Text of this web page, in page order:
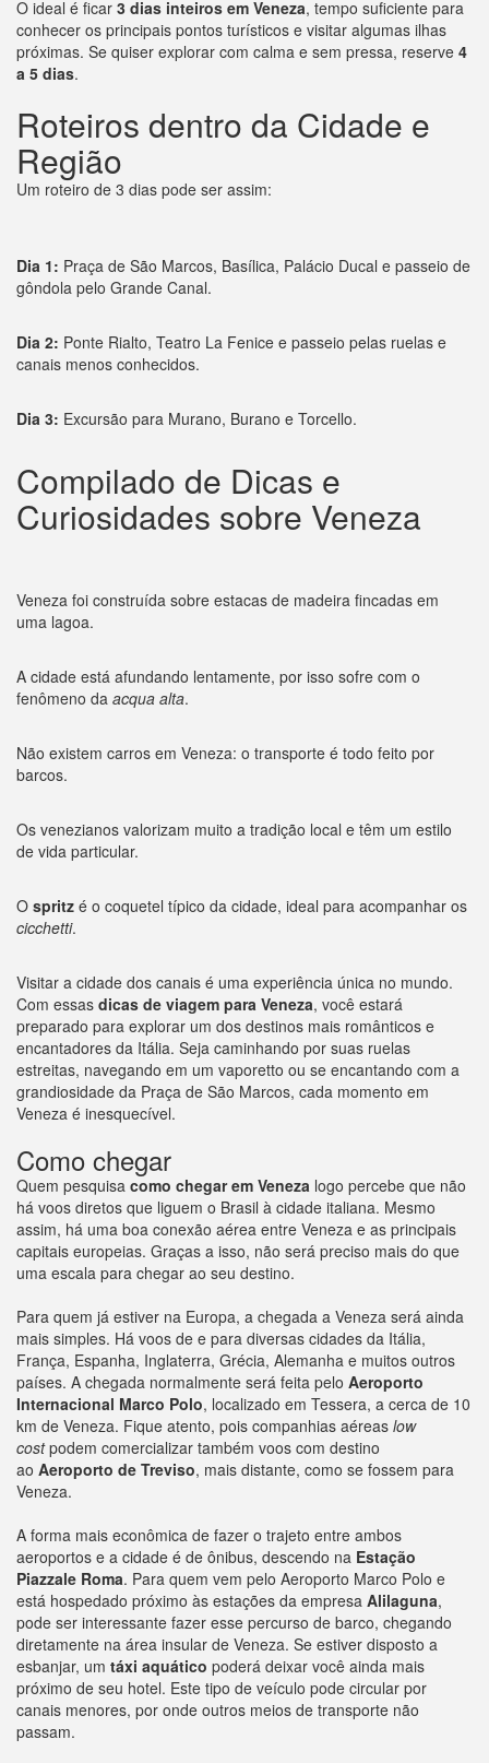
O ideal é ficar 3 dias inteiros em Veneza, tempo suficiente para
conhecer os principais pontos turísticos e visitar algumas ilhas
próximas. Se quiser explorar com calma e sem pressa, reserve 4
a 5 dias.
Roteiros dentro da Cidade e
Região
Um roteiro de 3 dias pode ser assim:
Dia 1: Praça de São Marcos, Basílica, Palácio Ducal e passeio de
gôndola pelo Grande Canal.
Dia 2: Ponte Rialto, Teatro La Fenice e passeio pelas ruelas e
canais menos conhecidos.
Dia 3: Excursão para Murano, Burano e Torcello.
Compilado de Dicas e
Curiosidades sobre Veneza
Veneza foi construída sobre estacas de madeira fincadas em
uma lagoa.
A cidade está afundando lentamente, por isso sofre com o
fenômeno da acqua alta.
Não existem carros em Veneza: o transporte é todo feito por
barcos.
Os venezianos valorizam muito a tradição local e têm um estilo
de vida particular.
O spritz é o coquetel típico da cidade, ideal para acompanhar os
cicchetti.
Visitar a cidade dos canais é uma experiência única no mundo.
Com essas dicas de viagem para Veneza, você estará
preparado para explorar um dos destinos mais românticos e
encantadores da Itália. Seja caminhando por suas ruelas
estreitas, navegando em um vaporetto ou se encantando com a
grandiosidade da Praça de São Marcos, cada momento em
Veneza é inesquecível.
Como chegar
Quem pesquisa como chegar em Veneza logo percebe que não
há voos diretos que liguem o Brasil à cidade italiana. Mesmo
assim, há uma boa conexão aérea entre Veneza e as principais
capitais europeias. Graças a isso, não será preciso mais do que
uma escala para chegar ao seu destino.
Para quem já estiver na Europa, a chegada a Veneza será ainda
mais simples. Há voos de e para diversas cidades da Itália,
França, Espanha, Inglaterra, Grécia, Alemanha e muitos outros
países. A chegada normalmente será feita pelo Aeroporto
Internacional Marco Polo, localizado em Tessera, a cerca de 10
km de Veneza. Fique atento, pois companhias aéreas low
costpodem comercializar também voos com destino
ao Aeroporto de Treviso, mais distante, como se fossem para
Veneza.
A forma mais econômica de fazer o trajeto entre ambos
aeroportos e a cidade é de ônibus, descendo na Estação
Piazzale Roma. Para quem vem pelo Aeroporto Marco Polo e
está hospedado próximo às estações da empresa Alilaguna,
pode ser interessante fazer esse percurso de barco, chegando
diretamente na área insular de Veneza. Se estiver disposto a
esbanjar, um táxi aquático poderá deixar você ainda mais
próximo de seu hotel. Este tipo de veículo pode circular por
canais menores, por onde outros meios de transporte não
passam.